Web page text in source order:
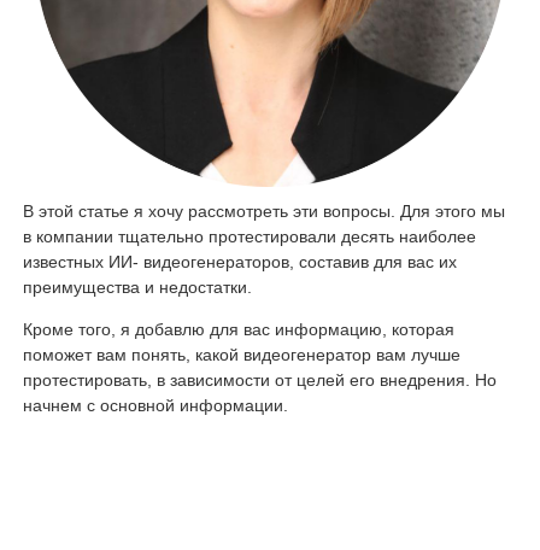
В этой статье я хочу рассмотреть эти вопросы. Для этого мы
в компании тщательно протестировали десять наиболее
известных ИИ- видеогенераторов, составив для вас их
преимущества и недостатки.
Кроме того, я добавлю для вас информацию, которая
поможет вам понять, какой видеогенератор вам лучше
протестировать, в зависимости от целей его внедрения. Но
начнем с основной информации.